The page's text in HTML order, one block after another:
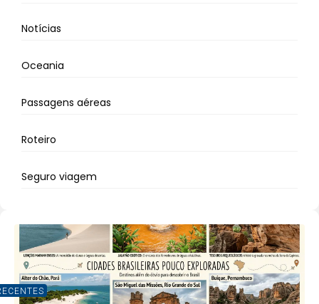
Notícias
Oceania
Passagens aéreas
Roteiro
Seguro viagem